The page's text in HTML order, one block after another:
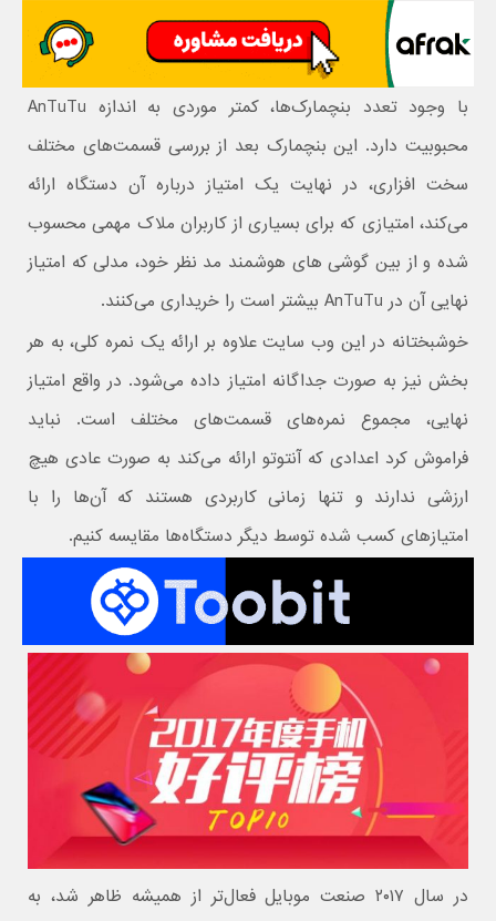
با وجود تعدد بنچمارک‌ها، کمتر موردی به اندازه AnTuTu
محبوبیت دارد. این بنچمارک بعد از بررسی قسمت‌های مختلف
سخت افزاری، در نهایت یک امتیاز درباره آن دستگاه ارائه
می‌کند، امتیازی که برای بسیاری از کاربران ملاک مهمی محسوب
شده و از بین گوشی های هوشمند مد نظر خود، مدلی که امتیاز
نهایی آن در AnTuTu بیشتر است را خریداری می‌کنند.
خوشبختانه در این وب سایت علاوه بر ارائه یک نمره کلی، به هر
بخش نیز به صورت جداگانه امتیاز داده می‌شود. در واقع امتیاز
نهایی، مجموع نمره‌های قسمت‌های مختلف است. نباید
فراموش کرد اعدادی که آنتوتو ارائه می‌کند به صورت عادی هیچ
ارزشی ندارند و تنها زمانی کاربردی هستند که آن‌ها را با
امتیازهای کسب شده توسط دیگر دستگاه‌ها مقایسه کنیم.
در سال ۲۰۱۷ صنعت موبایل فعال‌تر از همیشه ظاهر شد، به